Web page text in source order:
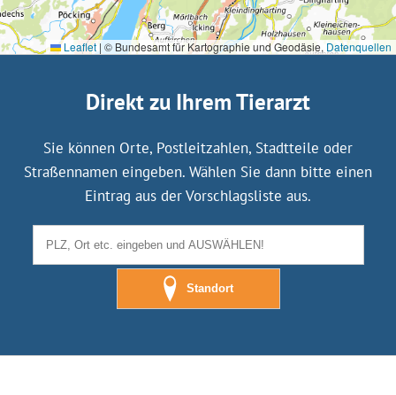
Leaflet | © Bundesamt für Kartographie und Geodäsie, Datenquellen
Direkt zu Ihrem Tierarzt
Sie können Orte, Postleitzahlen, Stadtteile oder
Straßennamen eingeben. Wählen Sie dann bitte einen
Eintrag aus der Vorschlagsliste aus.
Standort